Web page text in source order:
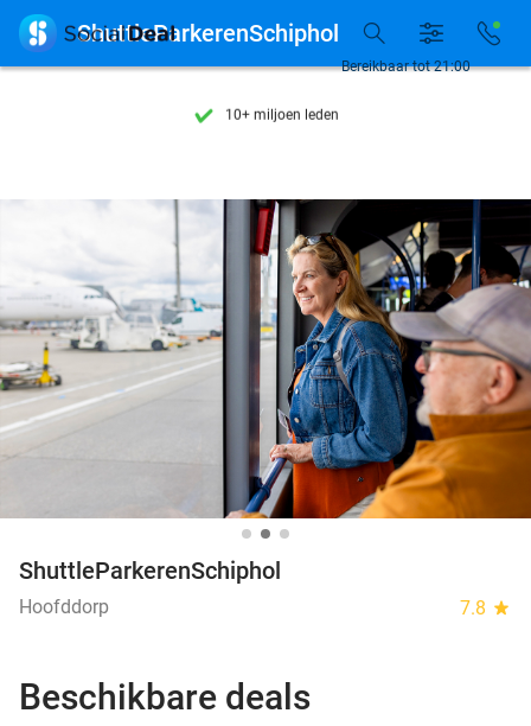
7 dagen per week beschikbaar
10+ miljoen leden
7 dagen per week beschikbaar
10+ miljoen leden
Bereikbaar tot 21:00
 ShuttleParkerenSchiphol
ShuttleParkerenSchiphol
Hoofddorp 7.8 star
Beschikbare deals